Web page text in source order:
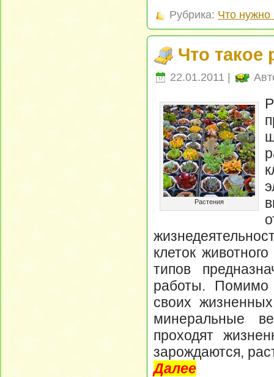
Рубрика: Что нужно
Что такое
22.01.2011 |
Растения
клеток
типов
работы. Помимо
своих
минеральные
проходят
зарождаются,
Далее